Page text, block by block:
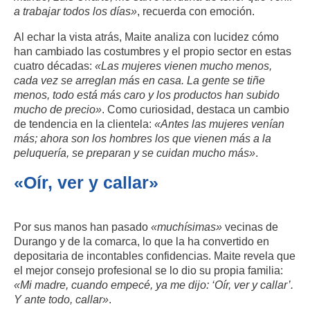
a trabajar todos los días», recuerda con emoción.
Al echar la vista atrás, Maite analiza con lucidez cómo
han cambiado las costumbres y el propio sector en estas
cuatro décadas: «Las mujeres vienen mucho menos,
cada vez se arreglan más en casa. La gente se tiñe
menos, todo está más caro y los productos han subido
mucho de precio». Como curiosidad, destaca un cambio
de tendencia en la clientela: «Antes las mujeres venían
más; ahora son los hombres los que vienen más a la
peluquería, se preparan y se cuidan mucho más».
«Oír, ver y callar»
Por sus manos han pasado «muchísimas» vecinas de
Durango y de la comarca, lo que la ha convertido en
depositaria de incontables confidencias. Maite revela que
el mejor consejo profesional se lo dio su propia familia:
«Mi madre, cuando empecé, ya me dijo: ‘Oír, ver y callar’.
Y ante todo, callar».